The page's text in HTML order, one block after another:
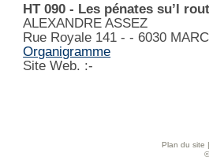
HT 090 - Les pénates su’l
ALEXANDRE ASSEZ
Rue Royale 141 - - 6030
Organigramme
Site Web. :-
Plan du site